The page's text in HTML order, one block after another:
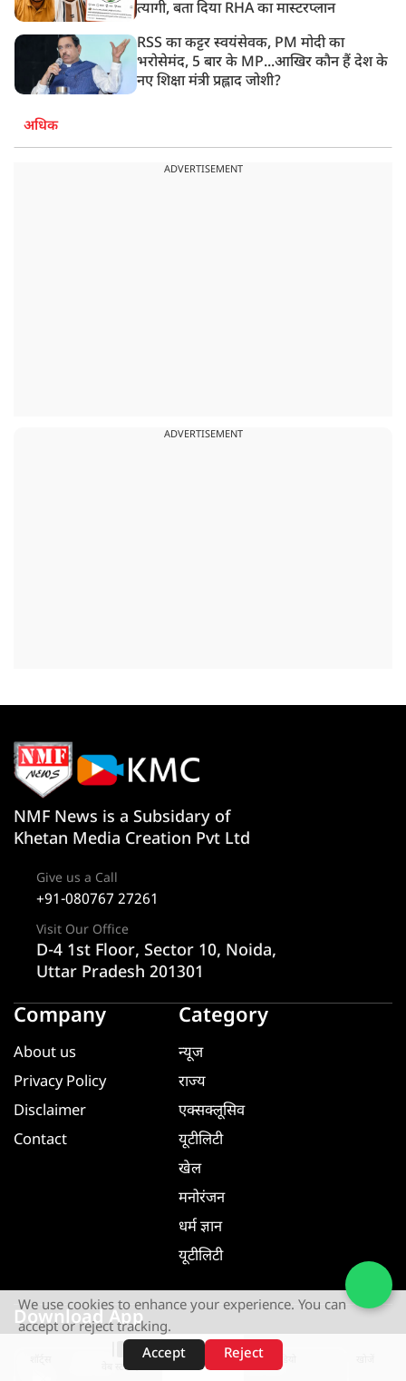
त्यागी, बता दिया RHA का मास्टरप्लान
RSS का कट्टर स्वयंसेवक, PM मोदी का
भरोसेमंद, 5 बार के MP...आखिर कौन हैं देश के
नए शिक्षा मंत्री प्रह्लाद जोशी?
अधिक
ADVERTISEMENT
ADVERTISEMENT
वेब स्टोरीज़
NMF News is a Subsidary of
Khetan Media Creation Pvt Ltd
Give us a Call
+91-080767 27261
Visit Our Office
D-4 1st Floor, Sector 10, Noida,
Uttar Pradesh 201301
Company
About us
Privacy Policy
Disclaimer
Contact
Category
न्यूज
राज्य
एक्सक्लूसिव
यूटीलिटी
खेल
मनोरंजन
धर्म ज्ञान
यूटीलिटी
Download App
GET IT ON
We use cookies to enhance your experience. You can
accept or reject tracking.
Accept
Reject